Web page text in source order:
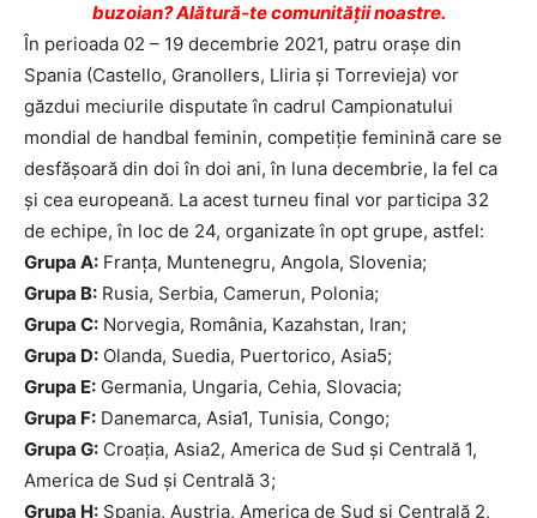
buzoian? Alătură-te comunității noastre.
În perioada 02 – 19 decembrie 2021, patru orașe din
Spania (Castello, Granollers, Lliria și Torrevieja) vor
găzdui meciurile disputate în cadrul Campionatului
mondial de handbal feminin, competiție feminină care se
desfășoară din doi în doi ani, în luna decembrie, la fel ca
și cea europeană. La acest turneu final vor participa 32
de echipe, în loc de 24, organizate în opt grupe, astfel:
Grupa A: Franţa, Muntenegru, Angola, Slovenia;
Grupa B: Rusia, Serbia, Camerun, Polonia;
Grupa C: Norvegia, România, Kazahstan, Iran;
Grupa D: Olanda, Suedia, Puertorico, Asia5;
Grupa E: Germania, Ungaria, Cehia, Slovacia;
Grupa F: Danemarca, Asia1, Tunisia, Congo;
Grupa G: Croaţia, Asia2, America de Sud şi Centrală 1,
America de Sud şi Centrală 3;
Grupa H: Spania, Austria, America de Sud şi Centrală 2,